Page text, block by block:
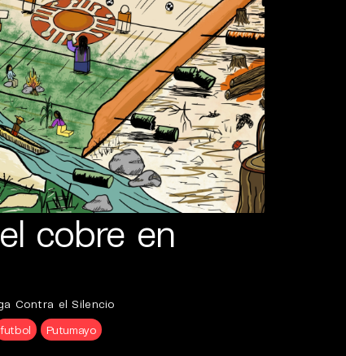
cobre en
Contra el Silencio
futbol Putumayo